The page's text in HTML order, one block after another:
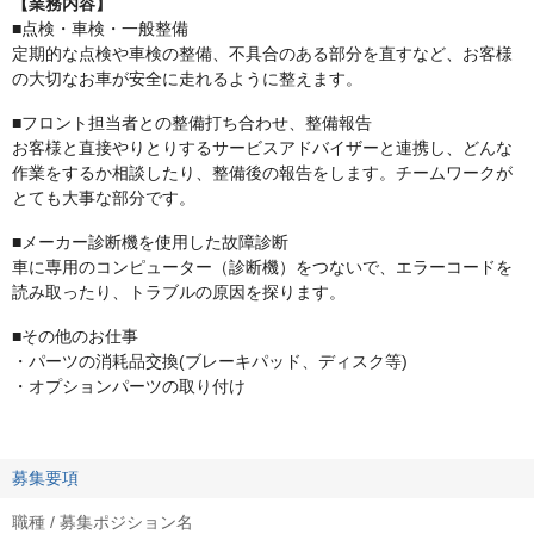
【業務内容】
■点検・車検・一般整備
定期的な点検や車検の整備、不具合のある部分を直すなど、お客様
の大切なお車が安全に走れるように整えます。
■フロント担当者との整備打ち合わせ、整備報告
お客様と直接やりとりするサービスアドバイザーと連携し、どんな
作業をするか相談したり、整備後の報告をします。チームワークが
とても大事な部分です。
■メーカー診断機を使用した故障診断
車に専用のコンピューター（診断機）をつないで、エラーコードを
読み取ったり、トラブルの原因を探ります。
■その他のお仕事
・パーツの消耗品交換(ブレーキパッド、ディスク等)
・オプションパーツの取り付け
募集要項
職種 / 募集ポジション名